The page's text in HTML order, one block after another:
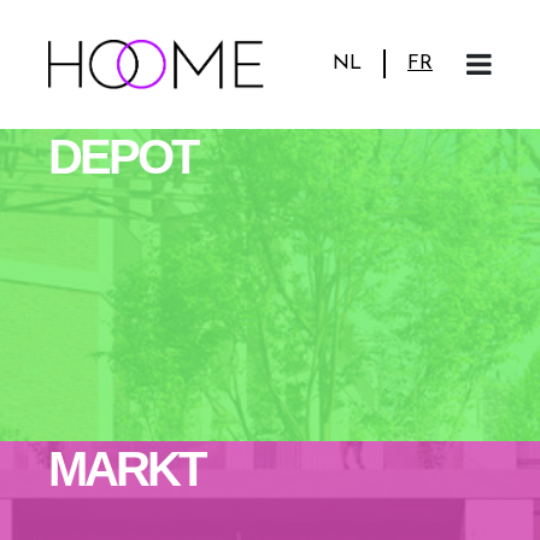
NL FR
DEPOT
MARKT